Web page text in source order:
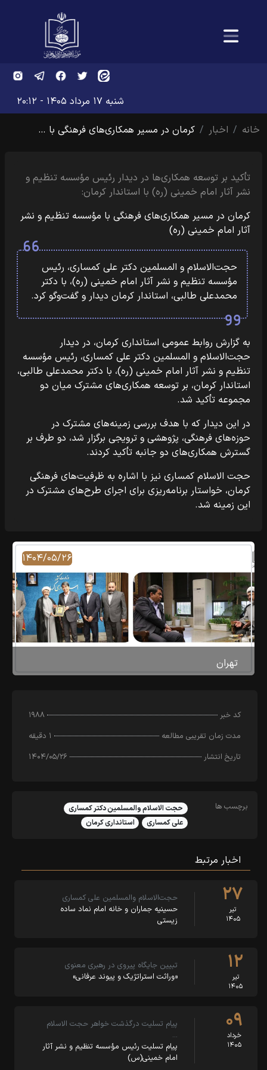
شنبه ۱۷ مرداد ۱۴۰۵ - ۲۰:۱۲
خانه
اخبار کرمان در مسیر همکاری‌های فرهنگی با …
تأکید بر توسعه همکاری‌ها در دیدار رئیس مؤسسه تنظیم و
نشر آثار امام خمینی (ره) با استاندار کرمان:
کرمان در مسیر همکاری‌های فرهنگی با مؤسسه تنظیم و نشر
آثار امام خمینی (ره)
حجت‌الاسلام و المسلمین دکتر علی کمساری، رئیس
مؤسسه تنظیم و نشر آثار امام خمینی (ره)، با دکتر
محمدعلی طالبی، استاندار کرمان دیدار و گفت‌وگو کرد.
به گزارش روابط عمومی استانداری کرمان، در دیدار
حجت‌الاسلام و المسلمین دکتر علی کمساری، رئیس مؤسسه
تنظیم و نشر آثار امام خمینی (ره)، با دکتر محمدعلی طالبی،
استاندار کرمان، بر توسعه همکاری‌های مشترک میان دو
مجموعه تأکید شد.
در این دیدار که با هدف بررسی زمینه‌های مشترک در
حوزه‌های فرهنگی، پژوهشی و ترویجی برگزار شد، دو طرف بر
گسترش همکاری‌های دو جانبه تأکید کردند.
حجت الاسلام کمساری نیز با اشاره به ظرفیت‌های فرهنگی
کرمان، خواستار برنامه‌ریزی برای اجرای طرح‌های مشترک در
این زمینه شد.
۱۴۰۴/۰۵/۲۶
تهران
کد خبر
۱۹۸۸
مدت زمان تقریبی مطالعه
۱ دقیقه
تاریخ انتشار
۱۴۰۴/۰۵/۲۶
برچسب ها
حجت الاسلام والمسلمین دکتر کمساری
علی کمساری
استانداری کرمان
اخبار مرتبط
۲۷
تیر
۱۴۰۵
حجت‌الاسلام والمسلمین علی کمساری
حسینیه جماران و خانه امام نماد ساده
زیستی
۱۲
تیر
۱۴۰۵
تبیین جایگاه پیروی در رهبری معنوی
«وراثت استراتژیک و پیوند عرفانی»
۰۹
خرداد
۱۴۰۵
پیام تسلیت درگذشت خواهر حجت الاسلام
…
پیام تسلیت رئیس مؤسسه تنظیم و نشر آثار
امام خمینی(س)